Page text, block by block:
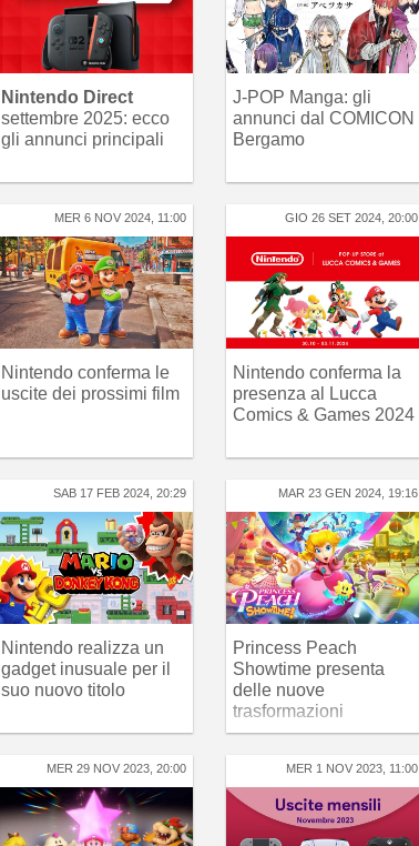
Nintendo Direct
settembre 2025: ecco
gli annunci principali
J-POP Manga: gli
annunci dal COMICON
Bergamo
MER 6 NOV 2024, 11:00
Nintendo conferma le
uscite dei prossimi film
GIO 26 SET 2024, 20:00
Nintendo conferma la
presenza al Lucca
Comics & Games 2024
SAB 17 FEB 2024, 20:29
Nintendo realizza un
gadget inusuale per il
suo nuovo titolo
MAR 23 GEN 2024, 19:16
Princess Peach
Showtime presenta
delle nuove
trasformazioni
MER 29 NOV 2023, 20:00 MER 1 NOV 2023, 11:00